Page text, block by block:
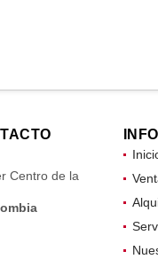
Centro de la